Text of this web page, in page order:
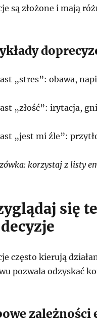
są złożone i mają
„stres”: obawa,
„złość”: irytacja,
„jest mi źle”:
korzystaj z listy
się
często kierują
pozwala odzyskać
zależności